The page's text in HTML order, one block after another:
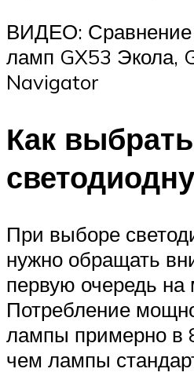
ВИДЕО: Сравнение
ламп GX53 Экола,
Navigator
Как выбрать
При выборе
нужно обращать
первую очередь на
Потребление
лампы примерно в
чем лампы